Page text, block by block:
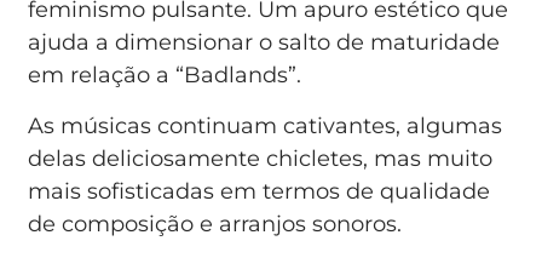
feminismo pulsante. Um apuro estético que
ajuda a dimensionar o salto de maturidade
em relação a “Badlands”.
As músicas continuam cativantes, algumas
delas deliciosamente chicletes, mas muito
mais sofisticadas em termos de qualidade
de composição e arranjos sonoros.